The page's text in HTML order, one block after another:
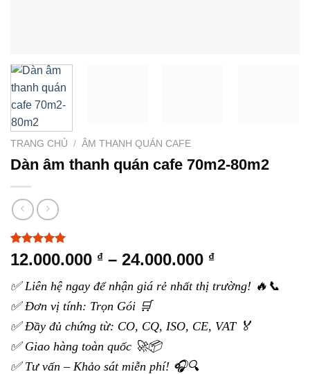
TRANG CHỦ / ÂM THANH QUÁN CAFE
Dàn âm thanh quán cafe 70m2-80m2
5.00 trên 5
dựa trên
4
12.000.000 ₫ – 24.000.000 ₫Khoảng
từ
đến
✅ Liên hệ ngay để nhận giá rẻ nhất thị trường! 🔥📞
✅ Đơn vị tính: Trọn Gói 🛒
✅ Đầy đủ chứng từ: CO, CQ, ISO, CE, VAT 🏅
✅ Giao hàng toàn quốc 🚀📦
✅ Tư vấn – Khảo sát miễn phí! 🎧🔍